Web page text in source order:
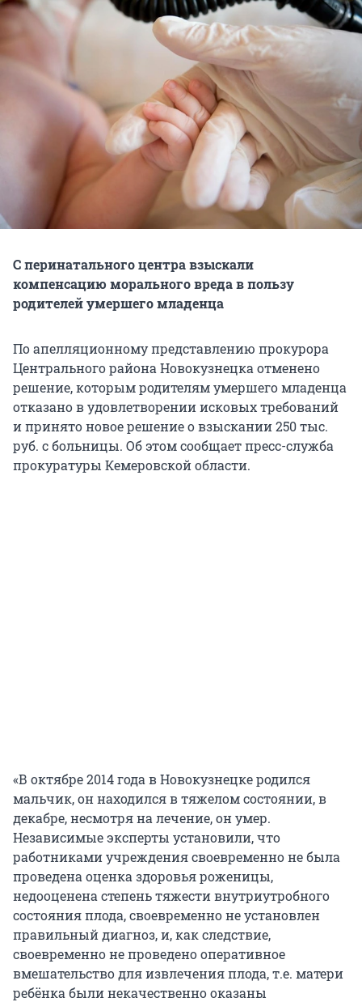
С перинатального центра взыскали
компенсацию морального вреда в пользу
родителей умершего младенца
По апелляционному представлению прокурора
Центрального района Новокузнецка отменено
решение, которым родителям умершего младенца
отказано в удовлетворении исковых требований
и принято новое решение о взыскании 250 тыс.
руб. с больницы. Об этом сообщает пресс-служба
прокуратуры Кемеровской области.
«В октябре 2014 года в Новокузнецке родился
мальчик, он находился в тяжелом состоянии, в
декабре, несмотря на лечение, он умер.
Независимые эксперты установили, что
работниками учреждения своевременно не была
проведена оценка здоровья роженицы,
недооценена степень тяжести внутриутробного
состояния плода, своевременно не установлен
правильный диагноз, и, как следствие,
своевременно не проведено оперативное
вмешательство для извлечения плода, т.е. матери
ребёнка были некачественно оказаны